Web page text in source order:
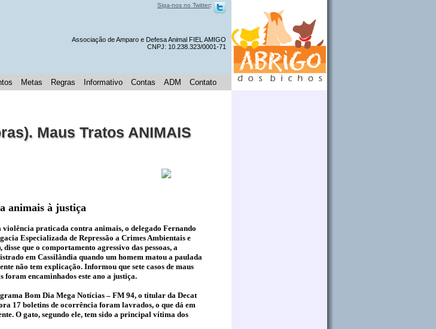
Siga-nos no Twitter:
Associação de Amparo e Defesa Animal FIEL AMIGO
CNPJ: 10.238.323/0001-71
Metas Regras Informativo Contas ADM Contato
Maus Tratos ANIMAIS
animais à justiça
violência praticada contra animais, o delegado Fernando
Especializada de Repressão a Crimes Ambientais e
que o comportamento agressivo das pessoas, a
em Cassilândia quando um homem matou a paulada
não tem explicação. Informou que sete casos de maus
foram encaminhados este ano a justiça.
Bom Dia Mega Notícias – FM 94, o titular da Decat
17 boletins de ocorrência foram lavrados, o que dá em
O gato, segundo ele, tem sido a principal vítima dos